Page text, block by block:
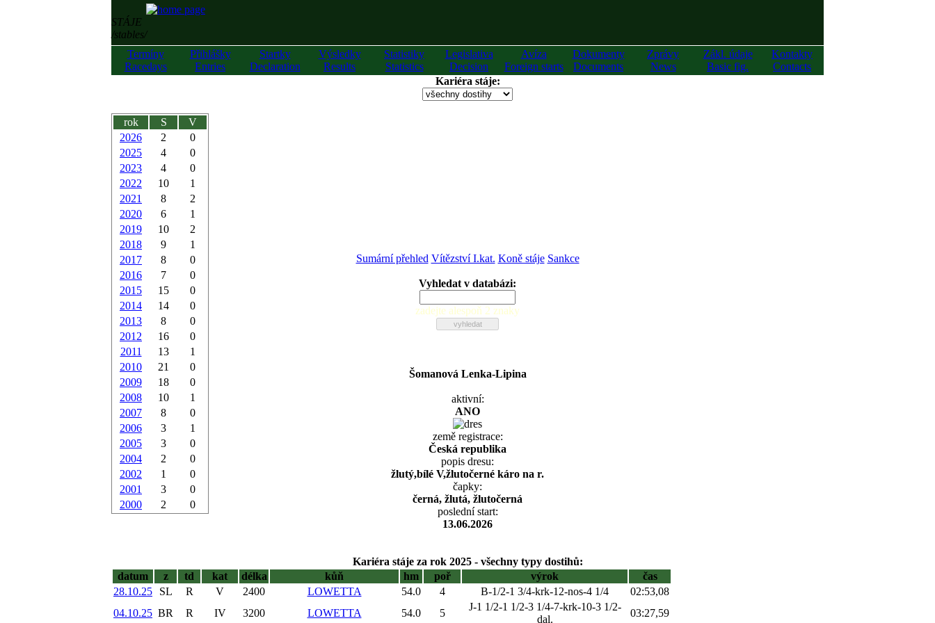
STÁJE
/stables/
Termíny
Racedays
Přihlášky
Entries
Startky
Declaration
Výsledky
Results
Statistiky
Statistics
Legislativa
Decision
Avíza
Foreign starts
Dokumenty
Documents
Zprávy
News
Zákl. údaje
Basic fig.
Kontakty
Contacts
Kariéra stáje:
rok S
V
2026
2
0
2025
4
0
2023
4
0
2022
10
1
2021
8
2
2020
6
1
2019
10
2
2018
9
1
2017
8
0
2016
7
0
2015
15
0
2014
14
0
2013
8
0
2012
16
0
2011
13
1
2010
21
0
2009
18
0
2008
10
1
2007
8
0
2006
3
1
2005
3
0
2004
2
0
2002
1
0
2001
3
0
2000
2 0
Sumární přehled Vítězství I.kat. Koně stáje Sankce
Vyhledat v databázi:
zadejte alespoň 2 znaky
Šomanová Lenka-Lipina
aktivní:
ANO
země registrace:
Česká republika
popis dresu:
žlutý,bílé V,žlutočerné káro na r.
čapky:
černá, žlutá, žlutočerná
poslední start:
13.06.2026
Kariéra stáje za rok 2025 - všechny typy dostihů:
datum
z td kat délka kůň hm poř výrok
čas
28.10.25
SL R V 2400 LOWETTA 54.0 4 B-1/2-1 3/4-krk-12-nos-4 1/4
02:53,08
04.10.25 BR R IV 3200 LOWETTA 54.0 5
J-1 1/2-1 1/2-3 1/4-7-krk-10-3 1/2-
dal.
03:27,59